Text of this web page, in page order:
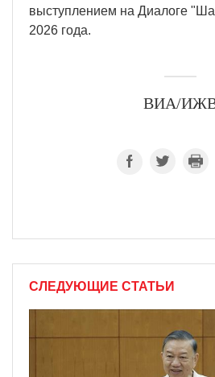
выступлением на Диалоге
2026 года.
ВИА/
СЛЕДУЮЩИЕ СТАТЬИ